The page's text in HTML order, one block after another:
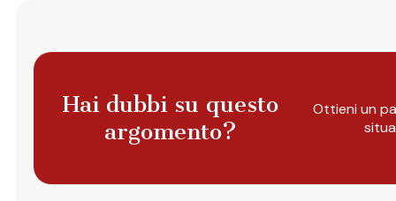
Hai dubbi su questo
argomento?
Ottieni un